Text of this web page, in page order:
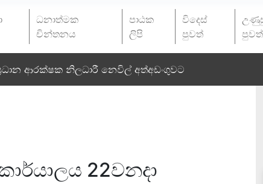
ධනාත්මක
චින්තනය
පාඨක
ලිපි
විදෙස්
පුවත්
පුවත්
ආරක්ෂක නිලධාරී නෙවිල් අත්අඩංගුවට
22වනදා